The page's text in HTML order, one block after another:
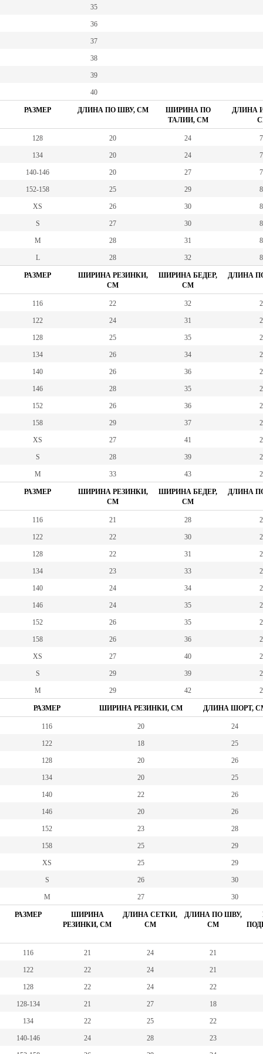
35
36
37
38
39
40
РАЗМЕР ДЛИНА ПО ШВУ, СМ
ШИРИНА ПО
ТАЛИИ, СМ
ДЛИНА
128 20 24
134 20 24
140-146 20 27
152-158 25 29
XS 26 30
S 27 30
M 28 31
L 28 32
РАЗМЕР
ШИРИНА РЕЗИНКИ,
СМ
ШИРИНА БЕДЕР,
СМ
ДЛИНА
116 22 32
122 24 31
128 25 35
134 26 34
140 26 36
146 28 35
152 26 36
158 29 37
XS 27 41
S 28 39
M 33 43
РАЗМЕР
ШИРИНА РЕЗИНКИ,
СМ
ШИРИНА БЕДЕР,
СМ
ДЛИНА
116 21 28
122 22 30
128 22 31
134 23 33
140 24 34
146 24 35
152 26 35
158 26 36
XS 27 40
S 29 39
M 29 42
РАЗМЕР ШИРИНА РЕЗИНКИ, СМ ДЛИНА ШОРТ,
116 20 24
122 18 25
128 20 26
134 20 25
140 22 26
146 20 26
152 23 28
158 25 29
XS 25 29
S 26 30
M 27 30
РАЗМЕР
ШИРИНА
РЕЗИНКИ, СМ
ДЛИНА СЕТКИ,
СМ
ДЛИНА ПО ШВУ,
СМ
116 21 24 21
122 22 24 21
128 22 24 22
128-134 21 27 18
134 22 25 22
140-146 24 28 23